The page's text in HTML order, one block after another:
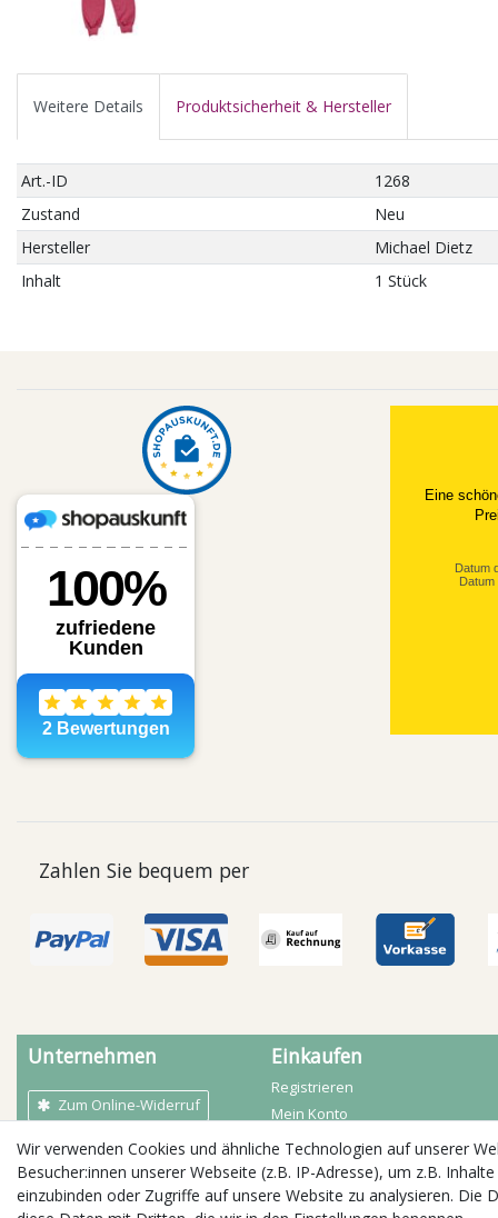
Weitere Details Produktsicherheit & Hersteller
Art.-ID
1268
Zustand
Neu
Hersteller
Michael Dietz
Inhalt
1 Stück
Eine
Datum
Datum
Zahlen Sie bequem per
Unternehmen
Zum Online-Widerruf
AGB
Kontakt
Impressum
Einkaufen
Registrieren
Mein Konto
Mein Warenkorb
Zahlarten
Versandbedingungen
Wir verwenden Cookies und ähnliche Technologien auf unserer
Besucher:innen unserer Webseite (z.B. IP-Adresse), um z.B.
einzubinden oder Zugriffe auf unsere Website zu analysieren.